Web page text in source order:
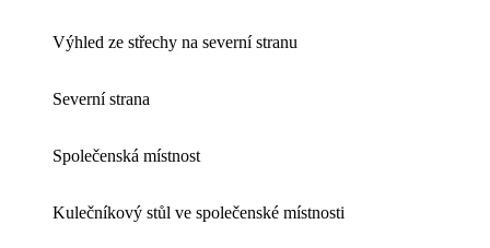
Výhled ze střechy na severní stranu
Severní strana
Společenská místnost
Kulečníkový stůl ve společenské místnosti